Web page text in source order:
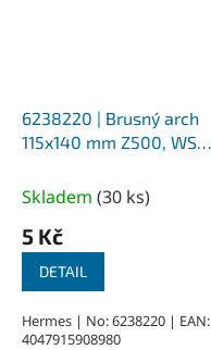
6238220 | Brusný arch
115x140 mm Z500, WS
Skladem (30 ks)
5 Kč
DETAIL
Hermes | No: 6238220 | EAN:
4047915908980